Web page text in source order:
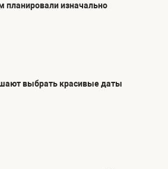
планировали изначально
выбрать красивые даты